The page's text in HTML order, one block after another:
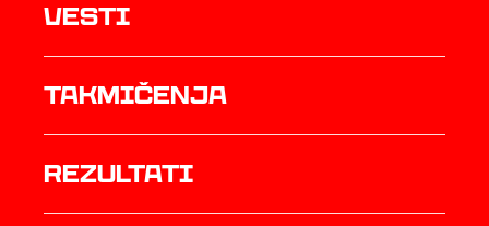
Vesti
Takmičenja
rezultati